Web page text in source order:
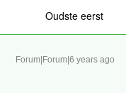
Oudste eerst
Forum|Forum|6 years ago